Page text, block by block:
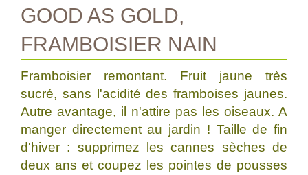
GOOD AS GOLD,
FRAMBOISIER NAIN
Framboisier remontant. Fruit jaune très
sucré, sans l'acidité des framboises jaunes.
Autre avantage, il n'attire pas les oiseaux. A
manger directement au jardin ! Taille de fin
d'hiver : supprimez les cannes sèches de
deux ans et coupez les pointes de pousses